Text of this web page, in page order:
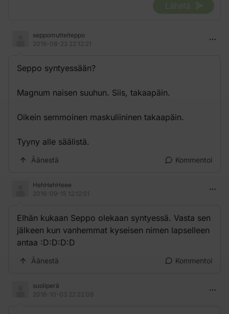
Lähetä
seppomutteiteppo
2016-08-23 22:12:21
Seppo syntyessään?
Magnum naisen suuhun. Siis, takaapäin.
Oikein semmoinen maskuliininen takaapäin.
Tyyny alle säälistä.
Äänestä Kommentoi
HehHehHeee
2016-09-15 12:12:51
EIhän kukaan Seppo olekaan syntyessä. Vasta sen
jälkeen kun vanhemmat kyseisen nimen lapselleen
antaa :D:D:D:D
Äänestä Kommentoi
suoliperä
2016-10-03 22:22:09